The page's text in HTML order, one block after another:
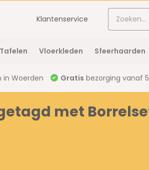
Klantenservice
Vloerkleden Sfeerhaarden
in Woerden Gratis bezorging vanaf
met